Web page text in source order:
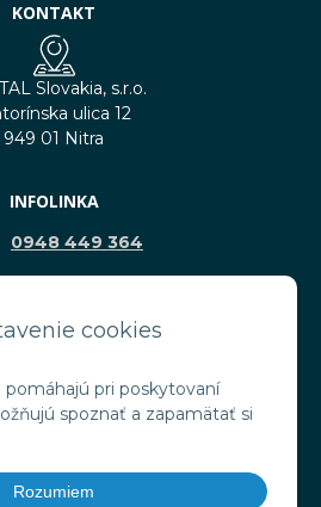
cookies
pri poskytovaní
spoznať a zapamätať si
Rozumiem
KONTAKT
Slovakia, s.r.o.
ulica 12
949 01 Nitra
INFOLINKA
0948 449 364
O NÁKUPE
podmienky
a platba